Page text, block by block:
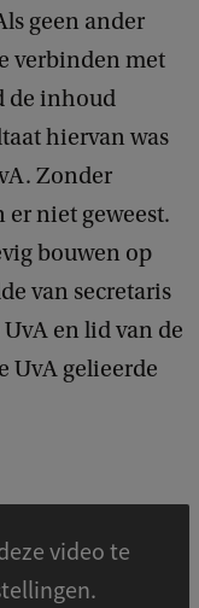
geen ander
verbinden met
de inhoud
hiervan was
Zonder
er niet geweest.
bouwen op
van secretaris
en lid van de
UvA gelieerde
video te
instellingen.